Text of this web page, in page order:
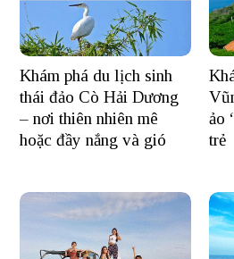
Khám phá du lịch sinh
thái đảo Cò Hải Dương
– nơi thiên nhiên mê
hoặc đầy nắng và gió
ảo
trẻ